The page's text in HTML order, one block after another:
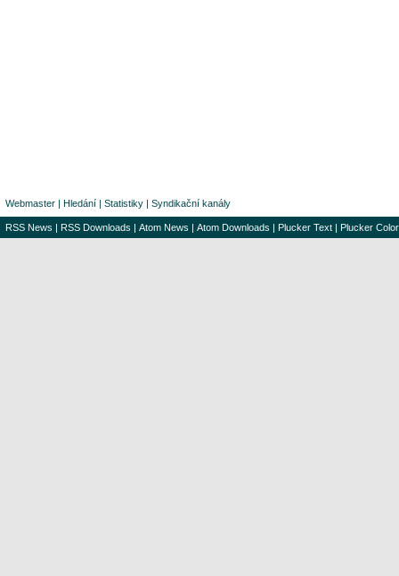
Webmaster | Hledání | Statistiky | Syndikační kanály
RSS News | RSS Downloads | Atom News | Atom Downloads | Plucker Text | Plucker Color